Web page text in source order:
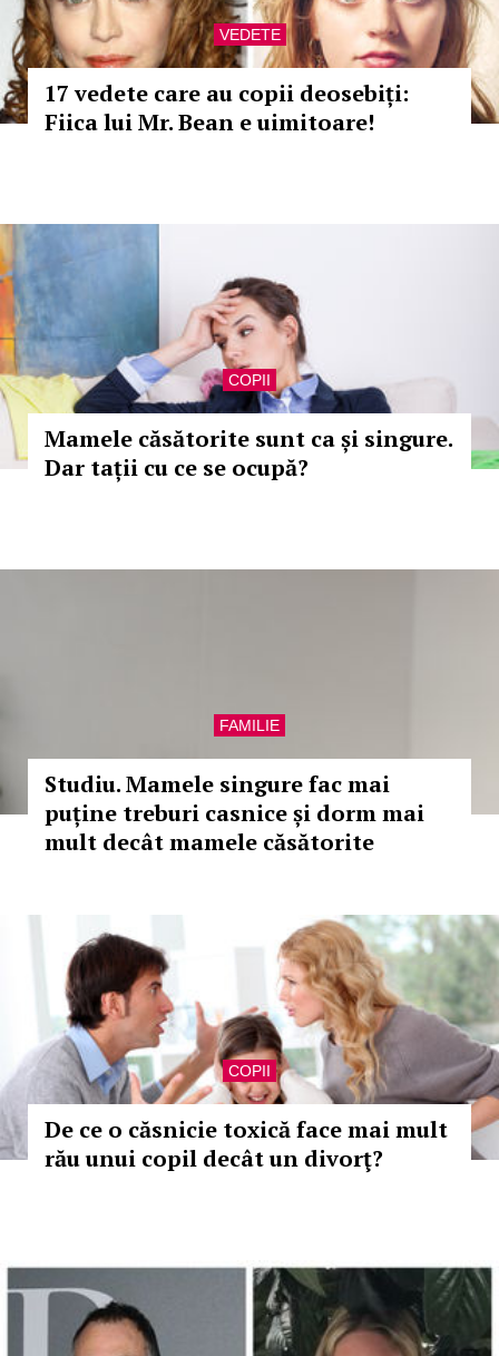
VEDETE
17 vedete care au copii deosebiți:
Fiica lui Mr. Bean e uimitoare!
COPII
Mamele căsătorite sunt ca și singure.
Dar tații cu ce se ocupă?
FAMILIE
Studiu. Mamele singure fac mai
puține treburi casnice și dorm mai
mult decât mamele căsătorite
COPII
De ce o căsnicie toxică face mai mult
rău unui copil decât un divorţ?